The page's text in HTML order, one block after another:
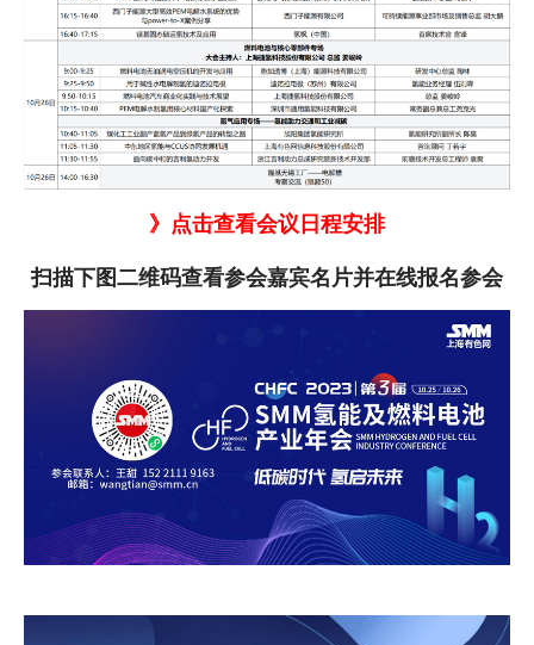
》点击查看会议日程安排
扫描下图二维码查看参会嘉宾名片并在线报名参会